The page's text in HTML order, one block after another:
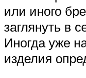
или иного
заглянуть в
Иногда уже
изделия